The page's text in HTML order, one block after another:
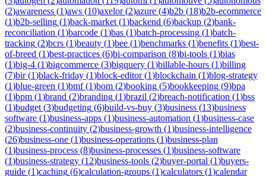
(2)awareness (1)aws (10)axelor(2)azure (4)b2b (18)b2b-ecommerce
(1)b2b-selling (1)back-market (1)backend (6)backup (2)bank-
reconciliation (1)barcode (1)bas (1)batch-processing (1)batch-
tracking (2)bcrs (1)beauty (1)bee (1)benchmarks (1)benefits (1)best-
of-breed (1)best-practices (6)bi-comparison (8)bi-tools (1)bias
(1)big-4 (1)bigcommerce (3)bigquery (1)billable-hours (1)billing
(7)bir(1)black-friday (1)block-editor(1)blockchain (1)blog-strategy
(1)blue-green (1)bmf(1)bom (2)booking (5)bookkeeping (9)bpa
(1)bpm (1)brand (2)branding (1)brazil (2)breach-notification (1)bss
(1)budget (3)budgeting (6)build-vs-buy (3)business (13)business
software (1)business-apps (1)business-automation (1)business-case
(2)business-continuity (2)business-growth (1)business-intelligence
(26)business-one (1)business-operations (1)business-plan
(1)business-process (8)business-processes (1)business-software
(1)business-strategy (12)business-tools (2)buyer-portal (1)buyers-
guide (1)caching (6)calculation-groups (1)calculators (1)calendar